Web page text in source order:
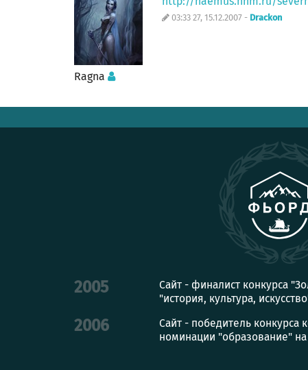
Ragna
03:33 27, 15.12.2007 - Drackon
2005
Сайт - финалист конкурса
"история, культура,
2006
Сайт - победитель конкурса
номинации "образование"